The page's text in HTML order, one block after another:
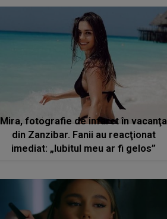
Mira, fotografie de infarct în vacanţa
din Zanzibar. Fanii au reacţionat
imediat: „Iubitul meu ar fi gelos”